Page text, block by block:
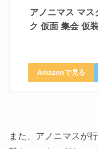
アノニマス マス
ク 仮面 集会 仮
Amazonで見る
また、アノニマスが